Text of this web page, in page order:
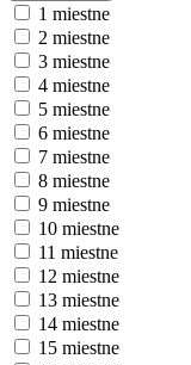
1 miestne
2 miestne
3 miestne
4 miestne
5 miestne
6 miestne
7 miestne
8 miestne
9 miestne
10 miestne
11 miestne
12 miestne
13 miestne
14 miestne
15 miestne